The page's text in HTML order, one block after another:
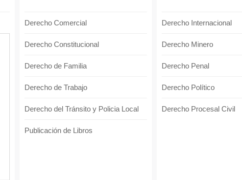
Derecho Comercial
Derecho Constitucional
Derecho de Familia
Derecho de Trabajo
Derecho del Tránsito y Policia Local
Publicación de Libros
Derecho Internacional
Derecho Minero
Derecho Penal
Derecho Político
Derecho Procesal Civil